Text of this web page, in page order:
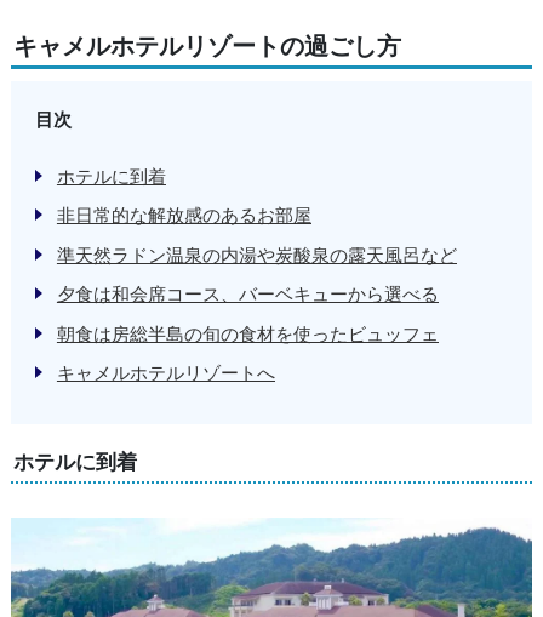
キャメルホテルリゾートの過ごし方
目次
ホテルに到着
非日常的な解放感のあるお部屋
準天然ラドン温泉の内湯や炭酸泉の露天風呂など
夕食は和会席コース、バーベキューから選べる
朝食は房総半島の旬の食材を使ったビュッフェ
キャメルホテルリゾートへ
ホテルに到着